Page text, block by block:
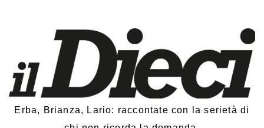
Erba, Brianza, Lario: raccontate con la serietà di